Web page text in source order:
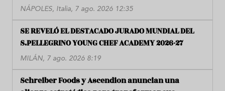
NÁPOLES, Italia, 7 ago. 2026 12:35
SE REVELÓ EL DESTACADO JURADO MUNDIAL DEL
S.PELLEGRINO YOUNG CHEF ACADEMY 2026-27
MILÁN, 7 ago. 2026 8:19
Schreiber Foods y Ascendion anuncian una